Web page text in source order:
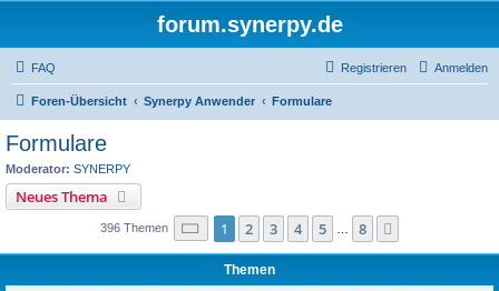
forum.synerpy.de
FAQ Anmelden
Registrieren
Foren-Übersicht Synerpy Anwender Formulare
Formulare
Moderator: SYNERPY
Neues Thema
396 Themen Seite 1von
1 2 3 4 5 8
Themen